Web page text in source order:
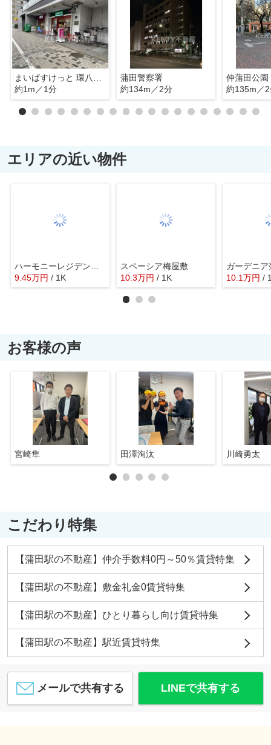
まいばすけっと 環八蒲田4丁目店
約1m／1分
蒲田警察署
約134m／2分
仲蒲田公園
約135m／
エリアの近い物件
9.45万円 / 1K
スペーシア梅屋敷
10.3万円 / 1K
ガーデニア
10.1万円 /
お客様の声
宮崎隼 田澤洵汰 川崎勇太
こだわり特集
【蒲田駅の不動産】仲介手数料0円～50％賃貸特集
【蒲田駅の不動産】敷金礼金0賃貸特集
【蒲田駅の不動産】ひとり暮らし向け賃貸特集
【蒲田駅の不動産】駅近賃貸特集
メールで共有する LINEで共有する